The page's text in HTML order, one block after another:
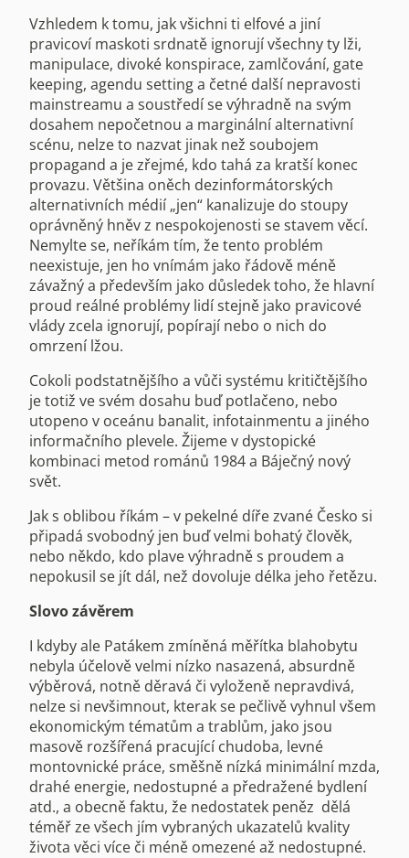
Vzhledem k tomu, jak všichni ti elfové a jiní
pravicoví maskoti srdnatě ignorují všechny ty lži,
manipulace, divoké konspirace, zamlčování, gate
keeping, agendu setting a četné další nepravosti
mainstreamu a soustředí se výhradně na svým
dosahem nepočetnou a marginální alternativní
scénu, nelze to nazvat jinak než soubojem
propagand a je zřejmé, kdo tahá za kratší konec
provazu. Většina oněch dezinformátorských
alternativních médií „jen“ kanalizuje do stoupy
oprávněný hněv z nespokojenosti se stavem věcí.
Nemylte se, neříkám tím, že tento problém
neexistuje, jen ho vnímám jako řádově méně
závažný a především jako důsledek toho, že hlavní
proud reálné problémy lidí stejně jako pravicové
vlády zcela ignorují, popírají nebo o nich do
omrzení lžou.
Cokoli podstatnějšího a vůči systému kritičtějšího
je totiž ve svém dosahu buď potlačeno, nebo
utopeno v oceánu banalit, infotainmentu a jiného
informačního plevele. Žijeme v dystopické
kombinaci metod románů 1984 a Báječný nový
svět.
Jak s oblibou říkám – v pekelné díře zvané Česko si
připadá svobodný jen buď velmi bohatý člověk,
nebo někdo, kdo plave výhradně s proudem a
nepokusil se jít dál, než dovoluje délka jeho řetězu.
Slovo závěrem
I kdyby ale Patákem zmíněná měřítka blahobytu
nebyla účelově velmi nízko nasazená, absurdně
výběrová, notně děravá či vyloženě nepravdivá,
nelze si nevšimnout, kterak se pečlivě vyhnul všem
ekonomickým tématům a trablům, jako jsou
masově rozšířená pracující chudoba, levné
montovnické práce, směšně nízká minimální mzda,
drahé energie, nedostupné a předražené bydlení
atd., a obecně faktu, že nedostatek peněz dělá
téměř ze všech jím vybraných ukazatelů kvality
života věci více či méně omezené až nedostupné.